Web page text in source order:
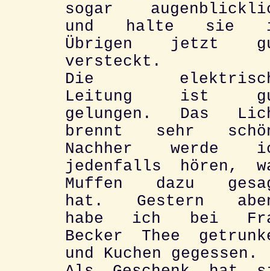
sogar
und halte sie
Übrigen jetzt
versteckt.
Die
Leitung ist
gelungen. Das
brennt sehr
Nachher werde
jedenfalls hören,
Muffen dazu
hat. Gestern
habe ich bei
Becker Thee
und Kuchen gegessen.